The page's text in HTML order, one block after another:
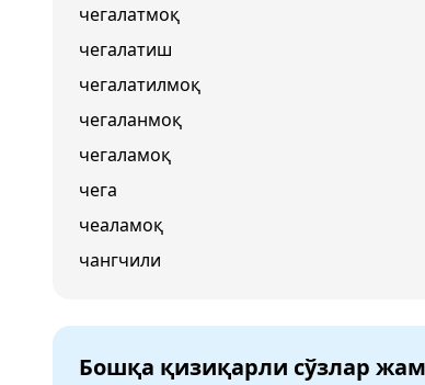
чегалатмоқ
чегалатиш
чегалатилмоқ
чегаланмоқ
чегаламоқ
чега
чеаламоқ
чангчили
Бошқа қизиқарли сўзлар